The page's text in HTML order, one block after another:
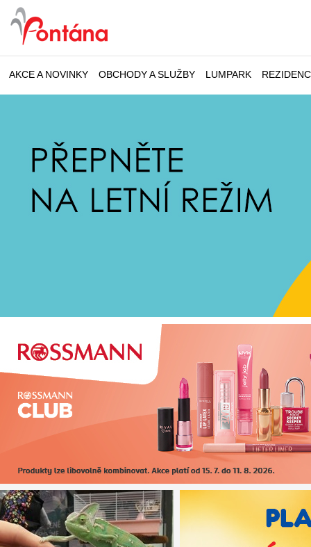
AKCE A NOVINKY OBCHODY A SLUŽBY LUMPARK